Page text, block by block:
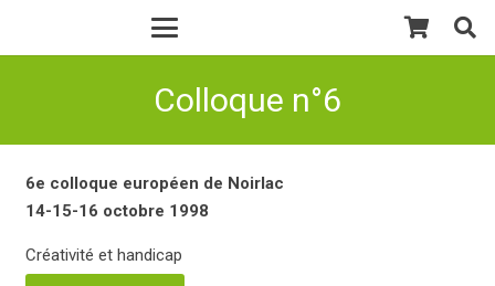
Colloque n°6
6e colloque européen de Noirlac
14-15-16 octobre 1998
Créativité et handicap